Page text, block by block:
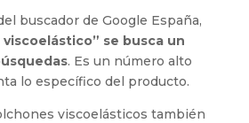
buscador de Google España,
se busca un
. Es un número alto
lo específico del producto.
viscoelásticos también